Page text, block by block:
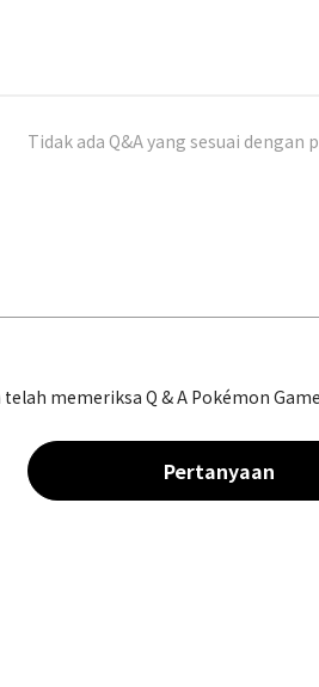
Tidak ada Q&A yang sesuai dengan
memeriksa Q & A Pokémon
Pertanyaan